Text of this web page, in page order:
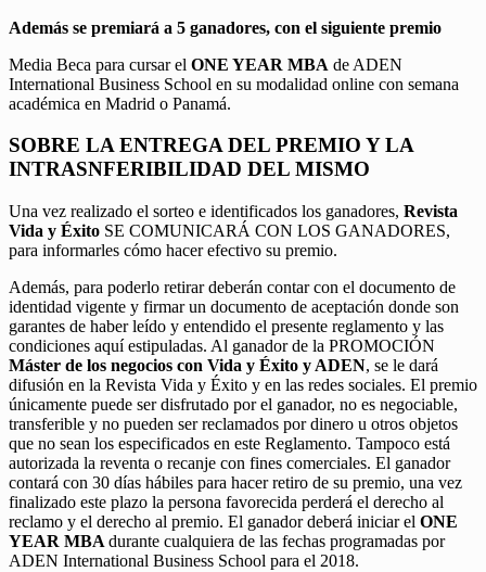
Además se premiará a 5 ganadores, con el siguiente premio
Media Beca para cursar el ONE YEAR MBA de ADEN
International Business School en su modalidad online con semana
académica en Madrid o Panamá.
SOBRE LA ENTREGA DEL PREMIO Y LA
INTRASNFERIBILIDAD DEL MISMO
Una vez realizado el sorteo e identificados los ganadores, Revista
Vida y Éxito SE COMUNICARÁ CON LOS GANADORES,
para informarles cómo hacer efectivo su premio.
Además, para poderlo retirar deberán contar con el documento de
identidad vigente y firmar un documento de aceptación donde son
garantes de haber leído y entendido el presente reglamento y las
condiciones aquí estipuladas. Al ganador de la PROMOCIÓN
Máster de los negocios con Vida y Éxito y ADEN, se le dará
difusión en la Revista Vida y Éxito y en las redes sociales. El premio
únicamente puede ser disfrutado por el ganador, no es negociable,
transferible y no pueden ser reclamados por dinero u otros objetos
que no sean los especificados en este Reglamento. Tampoco está
autorizada la reventa o recanje con fines comerciales. El ganador
contará con 30 días hábiles para hacer retiro de su premio, una vez
finalizado este plazo la persona favorecida perderá el derecho al
reclamo y el derecho al premio. El ganador deberá iniciar el ONE
YEAR MBA durante cualquiera de las fechas programadas por
ADEN International Business School para el 2018.